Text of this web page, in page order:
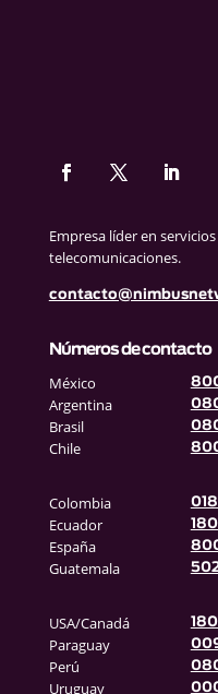
Empresa líder en
telecomunicaciones.
Números de contacto
México
Argentina
Brasil
Chile
Colombia
Ecuador
España
Guatemala
USA/Canadá
Paraguay
Perú
Uruguay